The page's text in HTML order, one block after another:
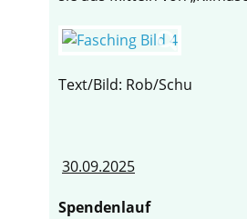
Text/Bild: Rob/Schu
30.09.2025
Spendenlauf